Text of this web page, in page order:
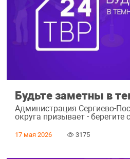
Будьте заметны в
Администрация Сергиево-
округа призывает - берегите
17 мая 2026 3175